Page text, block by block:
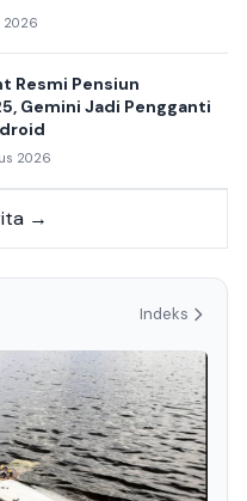
2026
Resmi Pensiun
Gemini Jadi Pengganti
2026
→
Indeks